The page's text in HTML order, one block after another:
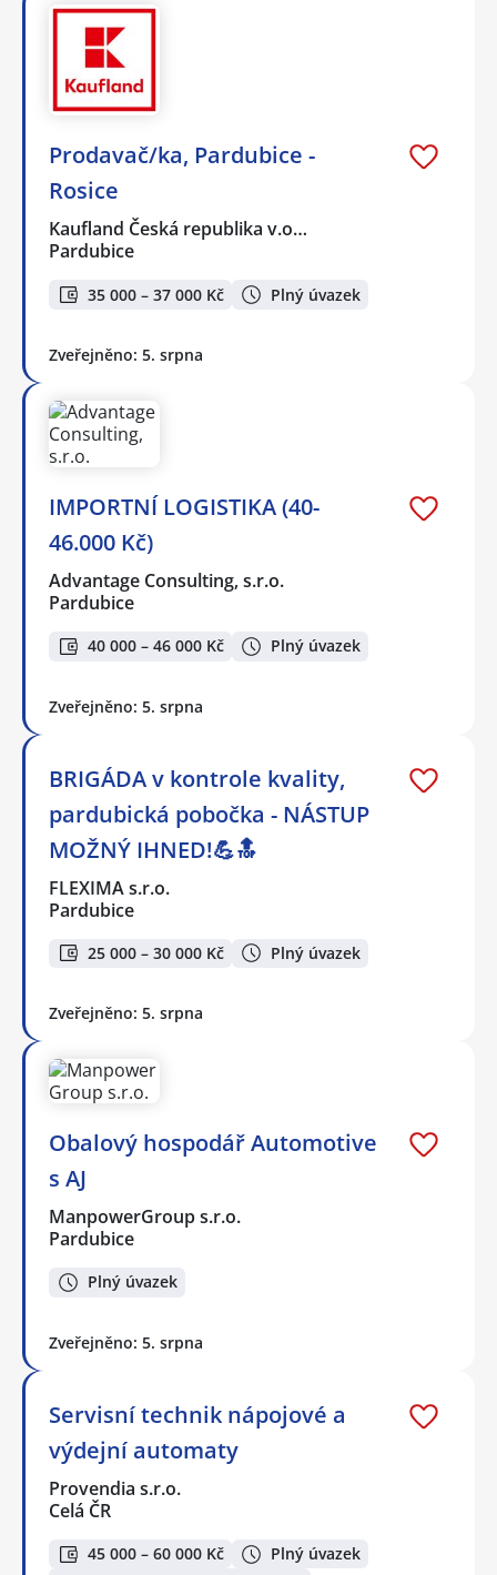
Prodavač/ka, Pardubice -
Rosice
Kaufland Česká republika v.o…
Pardubice
35 000 – 37 000 Kč Plný úvazek
Zveřejněno: 5. srpna
IMPORTNÍ LOGISTIKA (40-
46.000 Kč)
Advantage Consulting, s.r.o.
Pardubice
40 000 – 46 000 Kč Plný úvazek
Zveřejněno: 5. srpna
BRIGÁDA v kontrole kvality,
pardubická pobočka - NÁSTUP
MOŽNÝ IHNED!💪🔝
FLEXIMA s.r.o.
Pardubice
25 000 – 30 000 Kč Plný úvazek
Zveřejněno: 5. srpna
Obalový hospodář Automotive
s AJ
ManpowerGroup s.r.o.
Pardubice
Plný úvazek
Zveřejněno: 5. srpna
Servisní technik nápojové a
výdejní automaty
Provendia s.r.o.
Celá ČR
45 000 – 60 000 Kč
Plný úvazek